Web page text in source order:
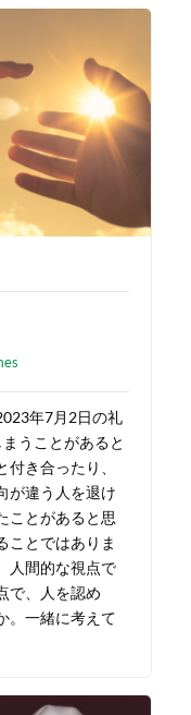
年7月2日の礼
うことがあると
き合ったり、
が違う人を退け
ことがあると思
ことではありま
人間的な視点で
で、人を認め
。一緒に考えて